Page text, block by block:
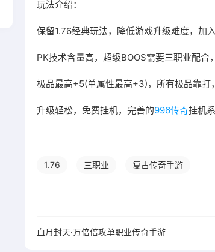
玩法介绍：
保留1.76经典玩法，降低游戏升级难度，加
PK技术含量高，超级BOOS需要三职业配合
极品最高+5(单属性最高+3)，所有极品靠打
升级轻松，免费挂机，完善的996传奇挂机
1.76 三职业 复古传奇手游
血月封天·万倍倍攻单职业传奇手游